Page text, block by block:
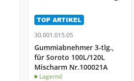
TOP ARTIKEL
30.001.015.05
Gummiabnehmer 3-tlg.,
für Soroto 100L/120L
Mischarm Nr.100021A
Lagernd